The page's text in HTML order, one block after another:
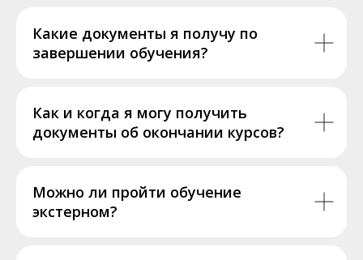
Какие документы я получу по
завершении обучения?
Как и когда я могу получить
документы об окончании курсов?
Можно ли пройти обучение
экстерном?